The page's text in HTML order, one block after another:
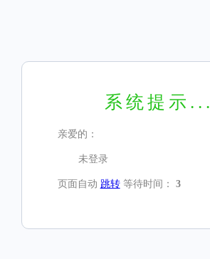
系统提示...
亲爱的：
未登录
页面自动 跳转等待时间： 3